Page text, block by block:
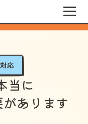
応
当に
あります